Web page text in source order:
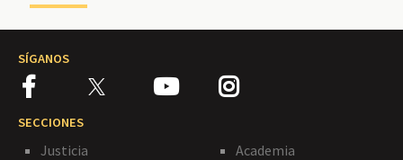
SÍGANOS
SECCIONES
Justicia
Academia